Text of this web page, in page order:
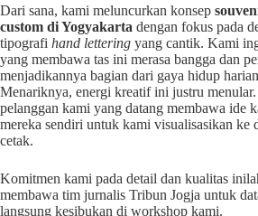
Dari sana, kami meluncurkan konsep
custom di Yogyakarta dengan fokus pada
tipografi hand lettering yang cantik. Kami
yang membawa tas ini merasa bangga dan
menjadikannya bagian dari gaya hidup
Menariknya, energi kreatif ini justru
pelanggan kami yang datang membawa ide
mereka sendiri untuk kami visualisasikan ke
cetak.
Komitmen kami pada detail dan kualitas
membawa tim jurnalis Tribun Jogja untuk
langsung kesibukan di workshop kami.